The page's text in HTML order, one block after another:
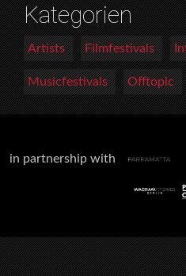
Kategorien
Artists Filmfestivals
Musicfestivals Offtopic
in partnership with